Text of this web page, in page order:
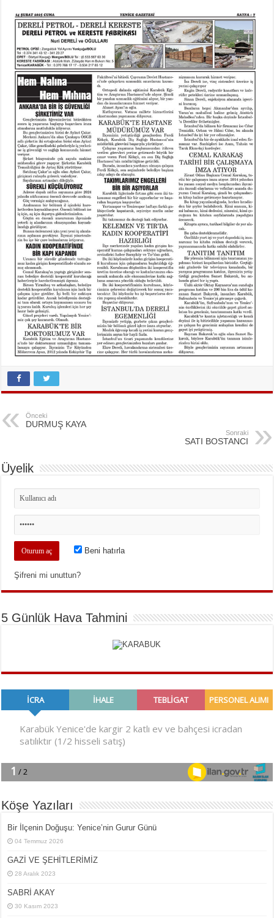
Önceki
DURMUŞ KAYA
Sonraki
SATI BOSTANCI
Üyelik
Beni hatırla
Şifreni mi unuttun?
5 Günlük Hava Tahmini
Köşe Yazıları
Bir İlçe­nin Do­ğu­şu: Ye­ni­ce’nin Gurur Günü
04 Temmuz 2026
GAZİ VE ŞEHİTLERİMİZ
28 Aralık 2023
SABRİ AKAY
30 Kasım 2023